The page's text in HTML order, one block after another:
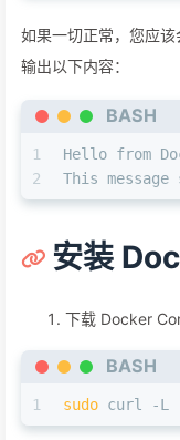
如果一切正常，您应
输出以下内容：
BASH
1
2
Hello from
This
安装
下载 Docker
BASH
1 sudo curl -L